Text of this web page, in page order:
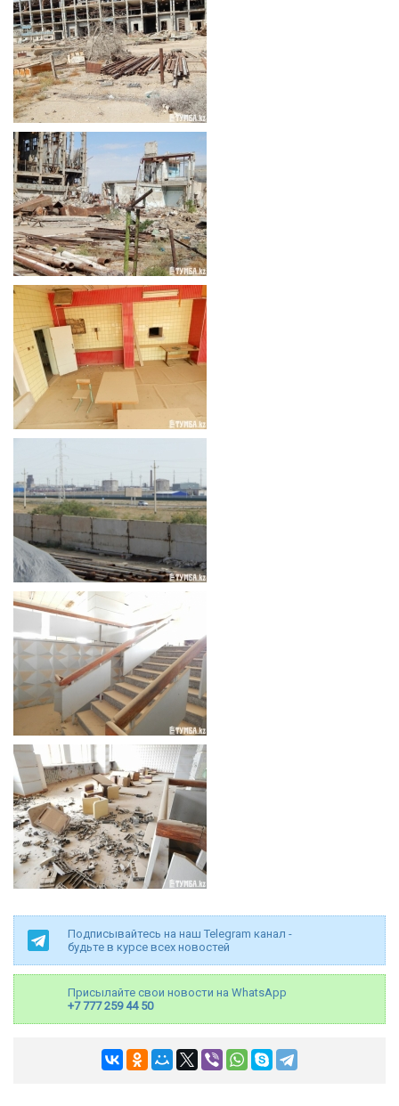
Подписывайтесь на наш Telegram канал -
будьте в курсе всех новостей
Присылайте свои новости на WhatsApp
+7 777 259 44 50